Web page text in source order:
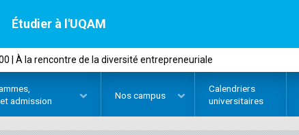
Étudier à l'UQAM
| À la rencontre de la diversité entrepreneuriale
admission
Noscampus
Calendriers
universitaires